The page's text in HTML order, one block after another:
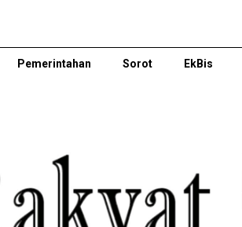
Pemerintahan Sorot EkBis